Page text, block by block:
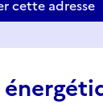
cette adresse